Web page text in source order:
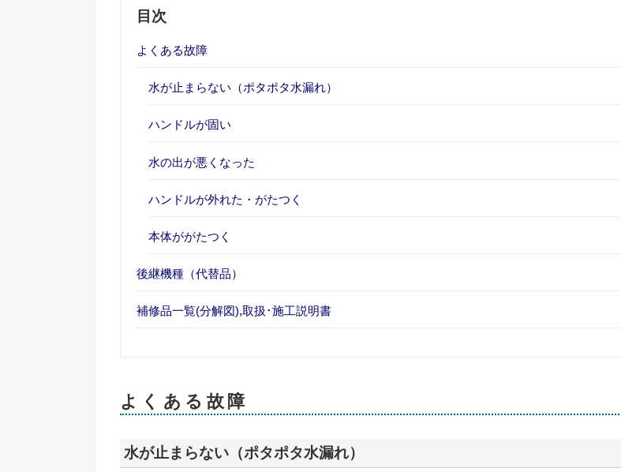
目次
よくある故障
水が止まらない（ポタポタ水漏れ）
ハンドルが固い
水の出が悪くなった
ハンドルが外れた・がたつく
本体ががたつく
後継機種（代替品）
補修品一覧(分解図),取扱･施工説明書
よくある故障
水が止まらない（ポタポタ水漏れ）